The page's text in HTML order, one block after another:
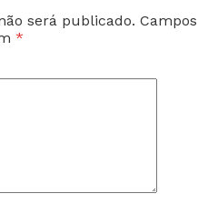
será publicado. Campos
*